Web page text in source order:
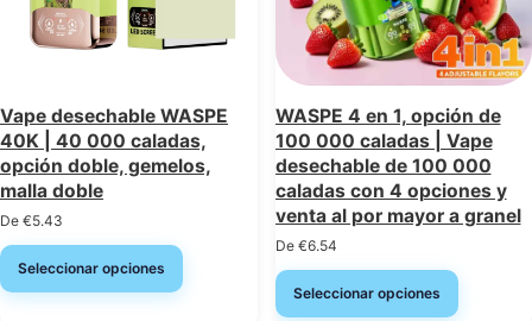
Vape desechable WASPE
40K | 40 000 caladas,
opción doble, gemelos,
malla doble
De €5.43
Seleccionar opciones
WASPE 4 en 1, opción de
100 000 caladas | Vape
desechable de 100 000
caladas con 4 opciones y
venta al por mayor a granel
De €6.54
Seleccionar opciones